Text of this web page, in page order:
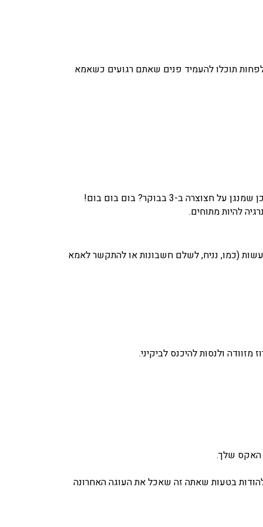
תוכלו להעמיד פנים שאתם רגועים כשאמא
3 בבוקר? בום בום בום!
(כמו, נניח, לשלם חשבונות או להתקשר לאמא
ולנסות להיכנס לביקיני.
האקס שלך.
בטעות שאתה זה שאכל את העוגה האחרונה